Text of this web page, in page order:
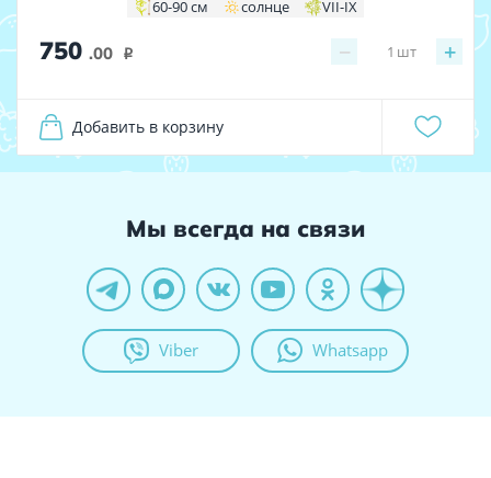
60-90 см солнце VII-IX
750 .00 i − +
1 шт
Добавить в корзину
Мы всегда на связи
Viber Whatsapp